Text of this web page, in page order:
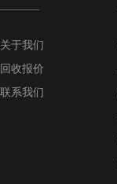
关于我们
回收报价
联系我们